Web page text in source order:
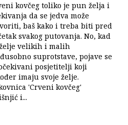
kovčeg toliko je pun želja i
da se jedva može
baš kako i treba biti pred
svakog putovanja. No, kad
velikih i malih
suprotstave, pojave se
posjetitelji koji
imaju svoje želje.
'Crveni kovčeg'
i...